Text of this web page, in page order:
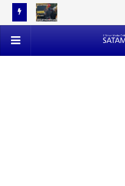
TON
EVAKUASI 53 TON
POLISI VS SATLAP